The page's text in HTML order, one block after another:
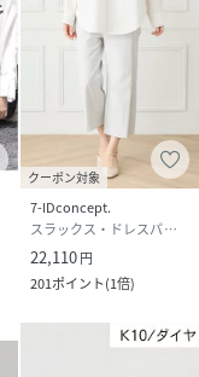
クーポン対象
7-IDconcept.
スラックス・ドレスパンツ
22,110円
201ポイント(1倍)